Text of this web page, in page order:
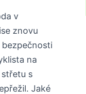
v
znovu
na
s
Jaké